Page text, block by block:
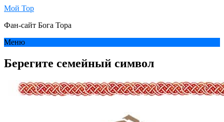
Мой Тор
Фан-сайт Бога Тора
Меню
Берегите семейный символ